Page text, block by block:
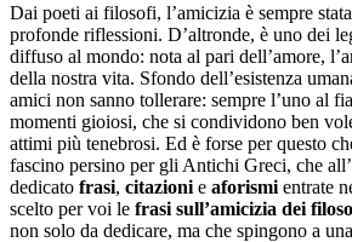
Dai poeti ai filosofi, l’amicizia è sempre
profonde riflessioni. D’altronde, è uno dei
diffuso al mondo: nota al pari dell’amore,
della nostra vita. Sfondo dell’esistenza
amici non sanno tollerare: sempre l’uno al
momenti gioiosi, che si condividono ben
attimi più tenebrosi. Ed è forse per questo
fascino persino per gli Antichi Greci, che
dedicato frasi, citazioni e aforismi entrate
scelto per voi le frasi sull’amicizia dei
non solo da dedicare, ma che spingono a